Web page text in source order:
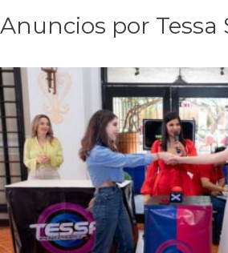
Anuncios por Tessa